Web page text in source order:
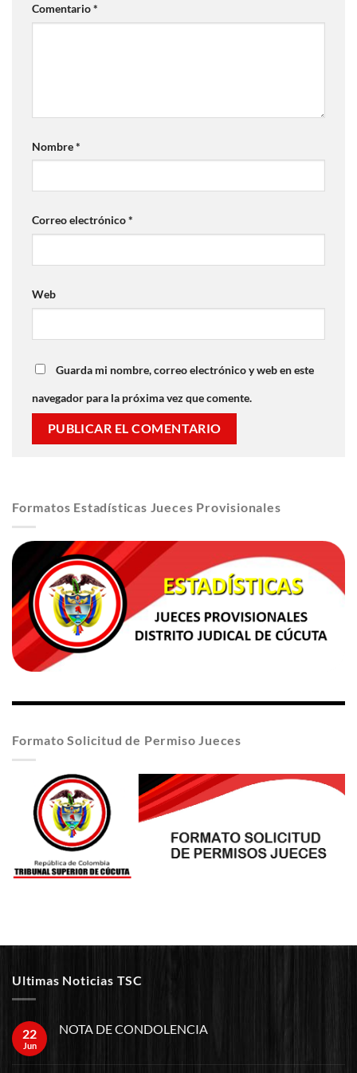
Comentario*
Nombre*
Correo electrónico*
Web
Guarda mi nombre, correo electrónico y web en este
navegador para la próxima vez que comente.
Formatos Estadísticas Jueces Provisionales
Formato Solicitud de Permiso Jueces
Ultimas Noticias TSC
22
Jun
NOTA DE CONDOLENCIA